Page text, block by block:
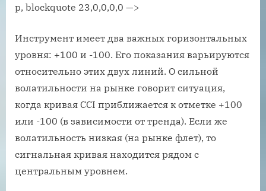
p, blockquote 23,0,0,0,0 —>
Инструмент имеет два важных горизонтальных
уровня: +100 и -100. Его показания варьируются
относительно этих двух линий. О сильной
волатильности на рынке говорит ситуация,
когда кривая CCI приближается к отметке +100
или -100 (в зависимости от тренда). Если же
волатильность низкая (на рынке флет), то
сигнальная кривая находится рядом с
центральным уровнем.